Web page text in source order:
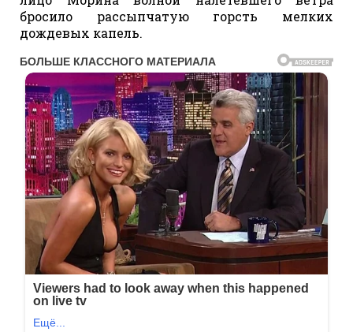
бросило рассыпчатую горсть мелких
дождевых капель.